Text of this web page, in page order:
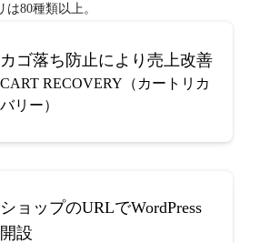
80種類以上。
カゴ落ち防止により売上改善
CART RECOVERY（カートリカ
バリー）
ショップのURLでWordPress
開設